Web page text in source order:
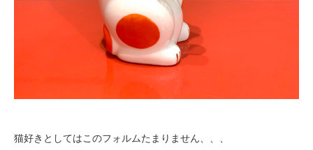
猫好きとしてはこのフォルムたまりません、、、